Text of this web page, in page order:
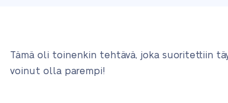
Tämä oli toinenkin tehtävä, joka suoritettiin
voinut olla parempi!